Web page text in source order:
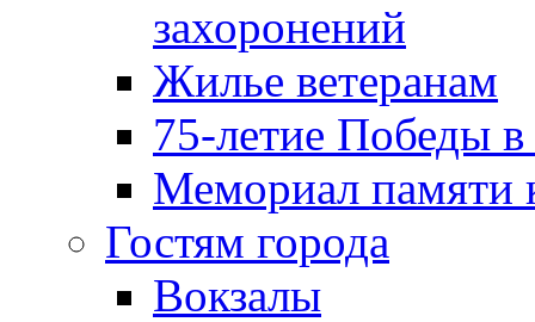
захоронений
Жилье ветеранам
75-летие Победы
Мемориал памяти
Гостям города
Вокзалы